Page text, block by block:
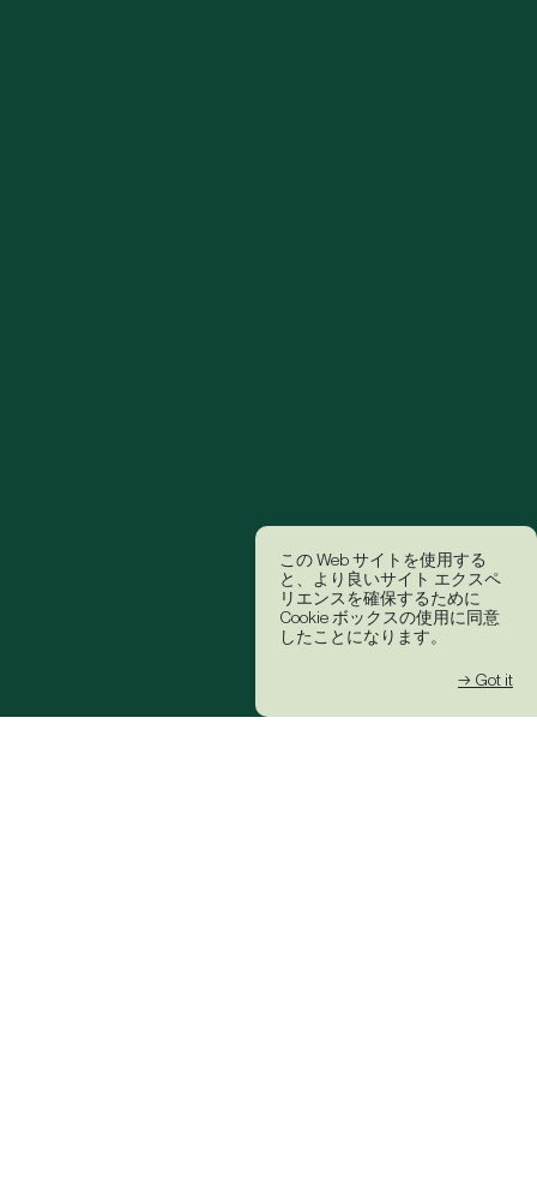
この Web サイトを使用する
と、より良いサイト エクスペ
リエンスを確保するために
Cookie ボックスの使用に同意
したことになります。
→ Got it